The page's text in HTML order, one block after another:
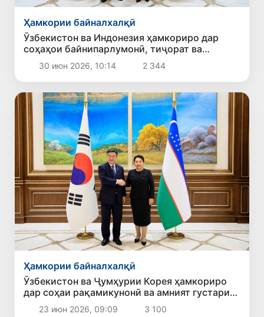
Ҳамкории байналхалқӣ
Ӯзбекистон ва Индонезия ҳамкориро дар
соҳаҳои байнипарлумонӣ, тиҷорат ва
башардӯстӣ густариш медиҳанд
30 июн 2026, 10:14 2 344
Ҳамкории байналхалқӣ
Ӯзбекистон ва Ҷумҳурии Корея ҳамкориро
дар соҳаи рақамикунонӣ ва амният густариш
медиҳанд
23 июн 2026, 09:09 3 100